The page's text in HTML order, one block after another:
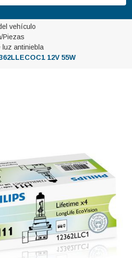
vehículo
Piezas
luz antiniebla
12V 55W